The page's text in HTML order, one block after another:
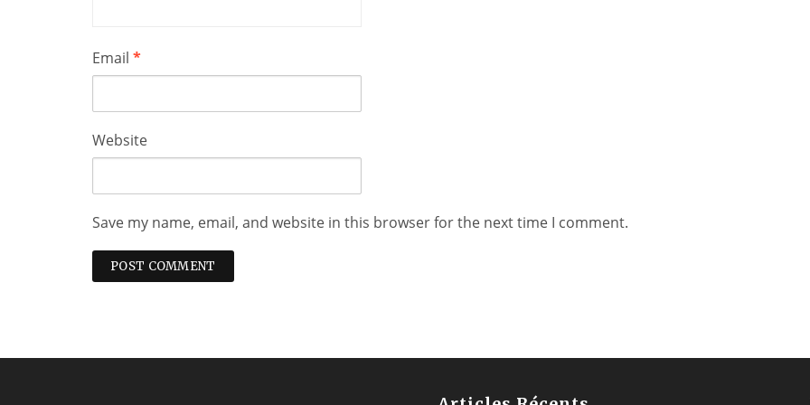
Email *
Website
Save my name, email, and website in this browser for the next time I comment.